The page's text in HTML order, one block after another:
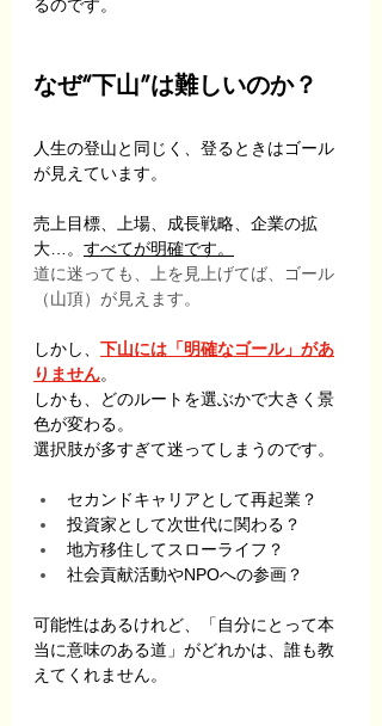
るのです。
なぜ“下山”は難しいのか？
人生の登山と同じく、登るときはゴール
が見えています。
売上目標、上場、成長戦略、企業の拡
大…。 すべてが明確です。
道に迷っても、上を見上げてば、ゴール
（山頂）が見えます。
しかし、 下山には「明確なゴール」があ
りません。
しかも、どのルートを選ぶかで大きく景
色が変わる。
選択肢が多すぎて迷ってしまうのです。
セカンドキャリアとして再起業？
投資家として次世代に関わる？
地方移住してスローライフ？
社会貢献活動やNPOへの参画？
可能性はあるけれど、「自分にとって本
当に意味のある道」がどれかは、誰も教
えてくれません。